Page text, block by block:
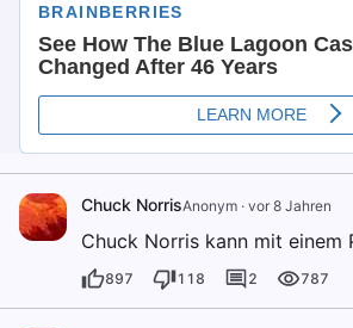
Chuck NorrisAnonym · vor 8 Jahren
Chuck Norris kann mit einem
897 118 2 787